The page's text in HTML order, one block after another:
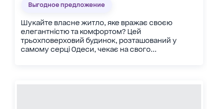
Выгодное предложение
Шукайте власне житло, яке вражає своєю
елегантністю та комфортом? Цей
трьохповерховий будинок, розташований у
самому серці Одеси, чекає на свого...